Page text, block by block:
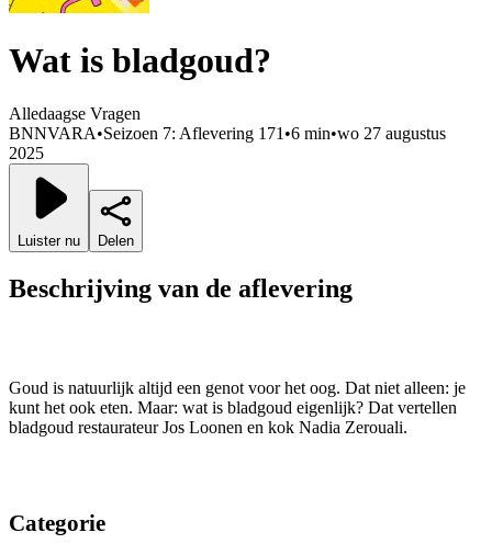
Wat is bladgoud?
Alledaagse Vragen
BNNVARA•Seizoen 7: Aflevering 171•6 min•wo 27 augustus
2025
Luister nu Delen
Beschrijving van de aflevering
Goud is natuurlijk altijd een genot voor het oog. Dat niet alleen: je
kunt het ook eten. Maar: wat is bladgoud eigenlijk? Dat vertellen
bladgoud restaurateur Jos Loonen en kok Nadia Zerouali.
Categorie